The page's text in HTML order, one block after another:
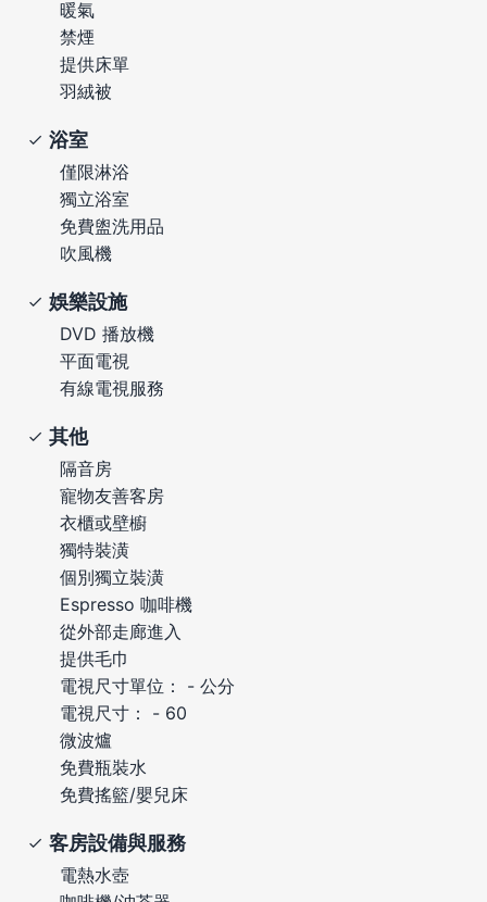
暖氣
禁煙
提供床單
羽絨被
浴室
僅限淋浴
獨立浴室
免費盥洗用品
吹風機
娛樂設施
DVD 播放機
平面電視
有線電視服務
其他
隔音房
寵物友善客房
衣櫃或壁櫥
獨特裝潢
個別獨立裝潢
Espresso 咖啡機
從外部走廊進入
提供毛巾
電視尺寸單位： - 公分
電視尺寸： - 60
微波爐
免費瓶裝水
免費搖籃/嬰兒床
客房設備與服務
電熱水壺